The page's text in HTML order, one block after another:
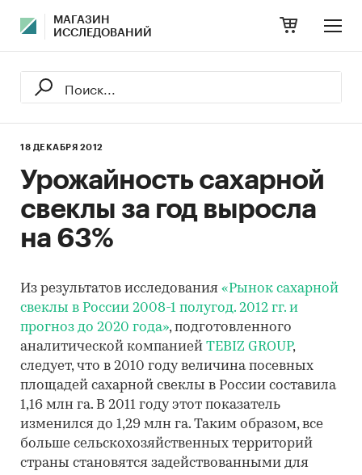
МАГАЗИН
ИССЛЕДОВАНИЙ
18 ДЕКАБРЯ 2012
Урожайность сахарной
свеклы за год выросла
на 63%
Из результатов исследования «Рынок сахарной
свеклы в России 2008-1 полугод. 2012 гг. и
прогноз до 2020 года», подготовленного
аналитической компанией TEBIZ GROUP,
следует, что в 2010 году величина посевных
площадей сахарной свеклы в России составила
1,16 млн га. В 2011 году этот показатель
изменился до 1,29 млн га. Таким образом, все
больше сельскохозяйственных территорий
страны становятся задействованными для